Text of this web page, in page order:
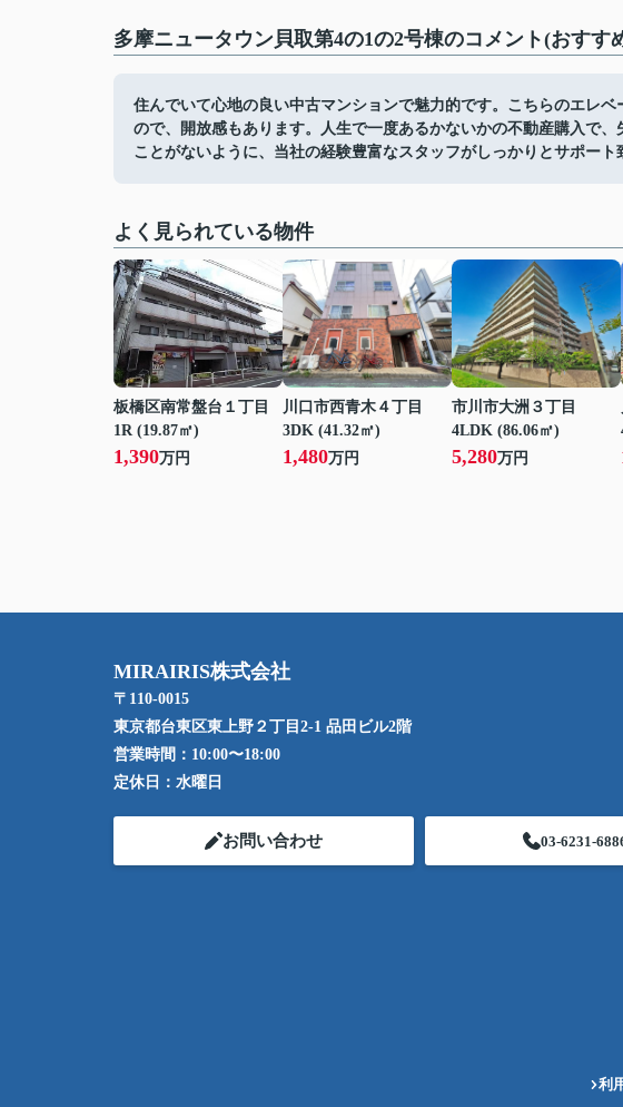
多摩ニュータウン貝取第4の1の2号棟のコメント(おすす
住んでいて心地の良い中古マンションで魅力的です。こちらのエレ
ので、開放感もあります。人生で一度あるかないかの不動産購入で
ことがないように、当社の経験豊富なスタッフがしっかりとサポート
よく見られている物件
板橋区南常盤台１丁目
1R (19.87㎡)
1,390万円
川口市西青木４丁目
3DK (41.32㎡)
1,480万円
市川市大洲３丁目
4LDK (86.06㎡)
5,280万円
MIRAIRIS株式会社
〒110-0015
東京都台東区東上野２丁目2-1 品田ビル2階
営業時間： 10:00〜18:00
定休日： 水曜日
お問い合わせ 03-6231-
利